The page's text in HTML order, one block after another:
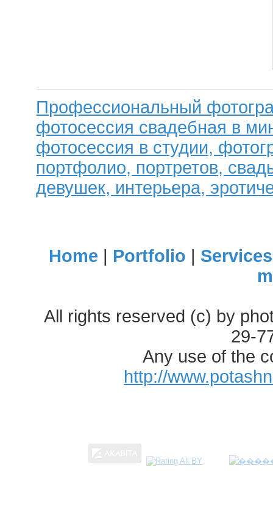
Профессиональный
фотосессия свадебная в
фотосессия в студии,
портфолио, портретов,
девушек, интерьера,
Home | Portfolio | Services
All rights reserved (c) by
29-
Any use of the
http://